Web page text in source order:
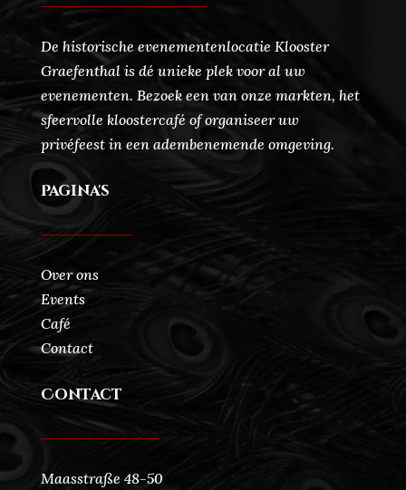
De historische evenementenlocatie Klooster
Graefenthal is dé unieke plek voor al uw
evenementen. Bezoek een van onze markten, het
sfeervolle kloostercafé of organiseer uw
privéfeest in een adembenemende omgeving.
Pagina's
Over ons
Events
Café
Contact
Contact
Maasstraße 48-50